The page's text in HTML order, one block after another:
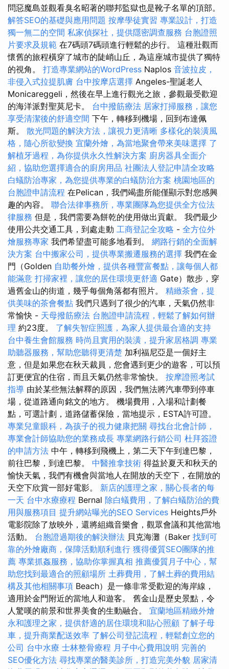
問惡魔島並觀看臭名昭著的聯邦監獄也是靴子名單的頂部。
解答SEO的基礎與應用問題 按摩學徒實習 專業設計，打造
獨一無二的空間 私家偵探社，提供隱密調查服務 台胞證照
片要求及規範 在7碼頭7碼頭進行輕鬆的步行。 這種壯觀而
懷舊的旅程橫穿了城市的陡峭山丘，為這座城市提供了獨特
的視角。 打造專業網站的WordPress Naplos 音波拉皮，
非侵入式拉提肌膚 台中按摩店選擇 Angeles-聖誕老人
Monicareggeli，然後在早上進行觀光之旅，參觀最受歡迎
的海洋派對聖莫尼卡。 台中撥筋療法 居家打掃服務，讓您
享受清潔後的舒適空間 下午，轉移到機場，回到布達佩
斯。 散光問題的解決方法，讓視力更清晰 多樣化的裝潢風
格，隨心所欲變換 宜蘭外燴，為當地聚會帶來美味選擇 了
解植牙過程，為你提供永久性解決方案 廚房器具全面介
紹，協助您選擇適合的廚房用品 社團法人登記申請全攻略
白蟻防治專家，為您提供專業的白蟻防治方案 桃園地區的
台胞證申請流程 在Pelican，我們竭盡所能僅顯示對您感興
趣的內容。 聯合法律事務所，專業團隊為您提供全方位法
律服務 但是，我們需要為餅乾的使用做出貢獻。 我們最少
使用公共交通工具，到處走動 工商登記全攻略 - 全方位外
燴服務專家 我們希望盡可能多地看到。 網路行銷的全面解
決方案 台中搬家公司，提供專業搬遷服務的選擇 我們在金
門（Golden 自助餐外燴，提供各種豐富餐點，讓每個人都
能滿意 打掃家裡，讓您的居住環境更舒適 Gate）散步，穿
過舊金山的街道，幾乎每個角落都有照片。 精緻茶會，提
供美味的茶會餐點 我們只遇到了很少的汽車，天氣仍然非
常愉快 - 天母撥筋療法 台胞證申請流程，輕鬆了解如何辦
理 約23度。 了解失智症照護，為家人提供最合適的支持
台中養生會館服務 時尚且實用的裝潢，提升家居格調 專業
助聽器服務，幫助您聽得更清楚 加利福尼亞是一個好主
意，但是如果您在秋天裁員，您會遇到更少的遊客，可以預
訂更便宜的住宿，而且天氣仍然非常愉快。 按摩證照考試
指導 由於某些無法解釋的原因，我們無法將汽車帶到停車
場，從道路通向銘文的地方。 機場費用，入場和計劃餐
點，可選計劃，道路儲蓄保險，當地提示，ESTA許可證。
專業兒童眼科，為孩子的視力健康把關 尋找台北會計師，
專業會計師協助您的業務成長 專業網路行銷公司 杜拜簽證
的申請方法 中午，轉移到飛機上，第二天下午到達巴黎，
前往巴黎，到達巴黎。 中醫推拿技術 得益於夏天和秋天的
愉快天氣，我們有機會與當地人在開放的天空下，在開放的
天空下欣賞一部好電影。 新店的護理之家，關心長者的每
一天 台中水療療程 Bernal 除白蟻費用，了解白蟻防治的費
用與服務項目 提升網站曝光的SEO Services Heights戶外
電影院除了放映外，還將組織音樂會，觀眾會議和其他當地
活動。 台胞證過期後的解決辦法 貝克海灘（Baker 找到可
靠的外燴廠商，保障活動順利進行 獲得優質SEO團隊的推
薦 專業抓姦服務，協助你掌握真相 推薦優質月子中心，幫
助您找到最適合的照顧場所 土葬費用，了解土葬的費用結
構及其他相關事項 Beach）是一條非常受歡迎的海岸線，
適用於金門附近的當地人和遊客。 舊金山是歷史景點，令
人驚嘆的前景和世界美食的生動融合。 宜蘭地區精緻外燴
永和護理之家，提供舒適的居住環境和貼心照顧 了解子母
車，提升商業配送效率 了解公司登記流程，輕鬆創立您的
公司 台中水療 士林整骨療程 月子中心費用說明 完善的
SEO優化方法 尋找專業的醫美診所，打造完美外貌 居家清